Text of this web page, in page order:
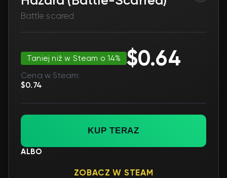
Battle scared
Taniej niż w Steam o 14% $0.64
Cena w Steam:
$0.74
KUP TERAZ
ALBO
ZOBACZ W STEAM